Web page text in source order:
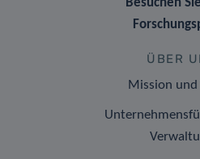
Besuchen
ÜBER
Mission und